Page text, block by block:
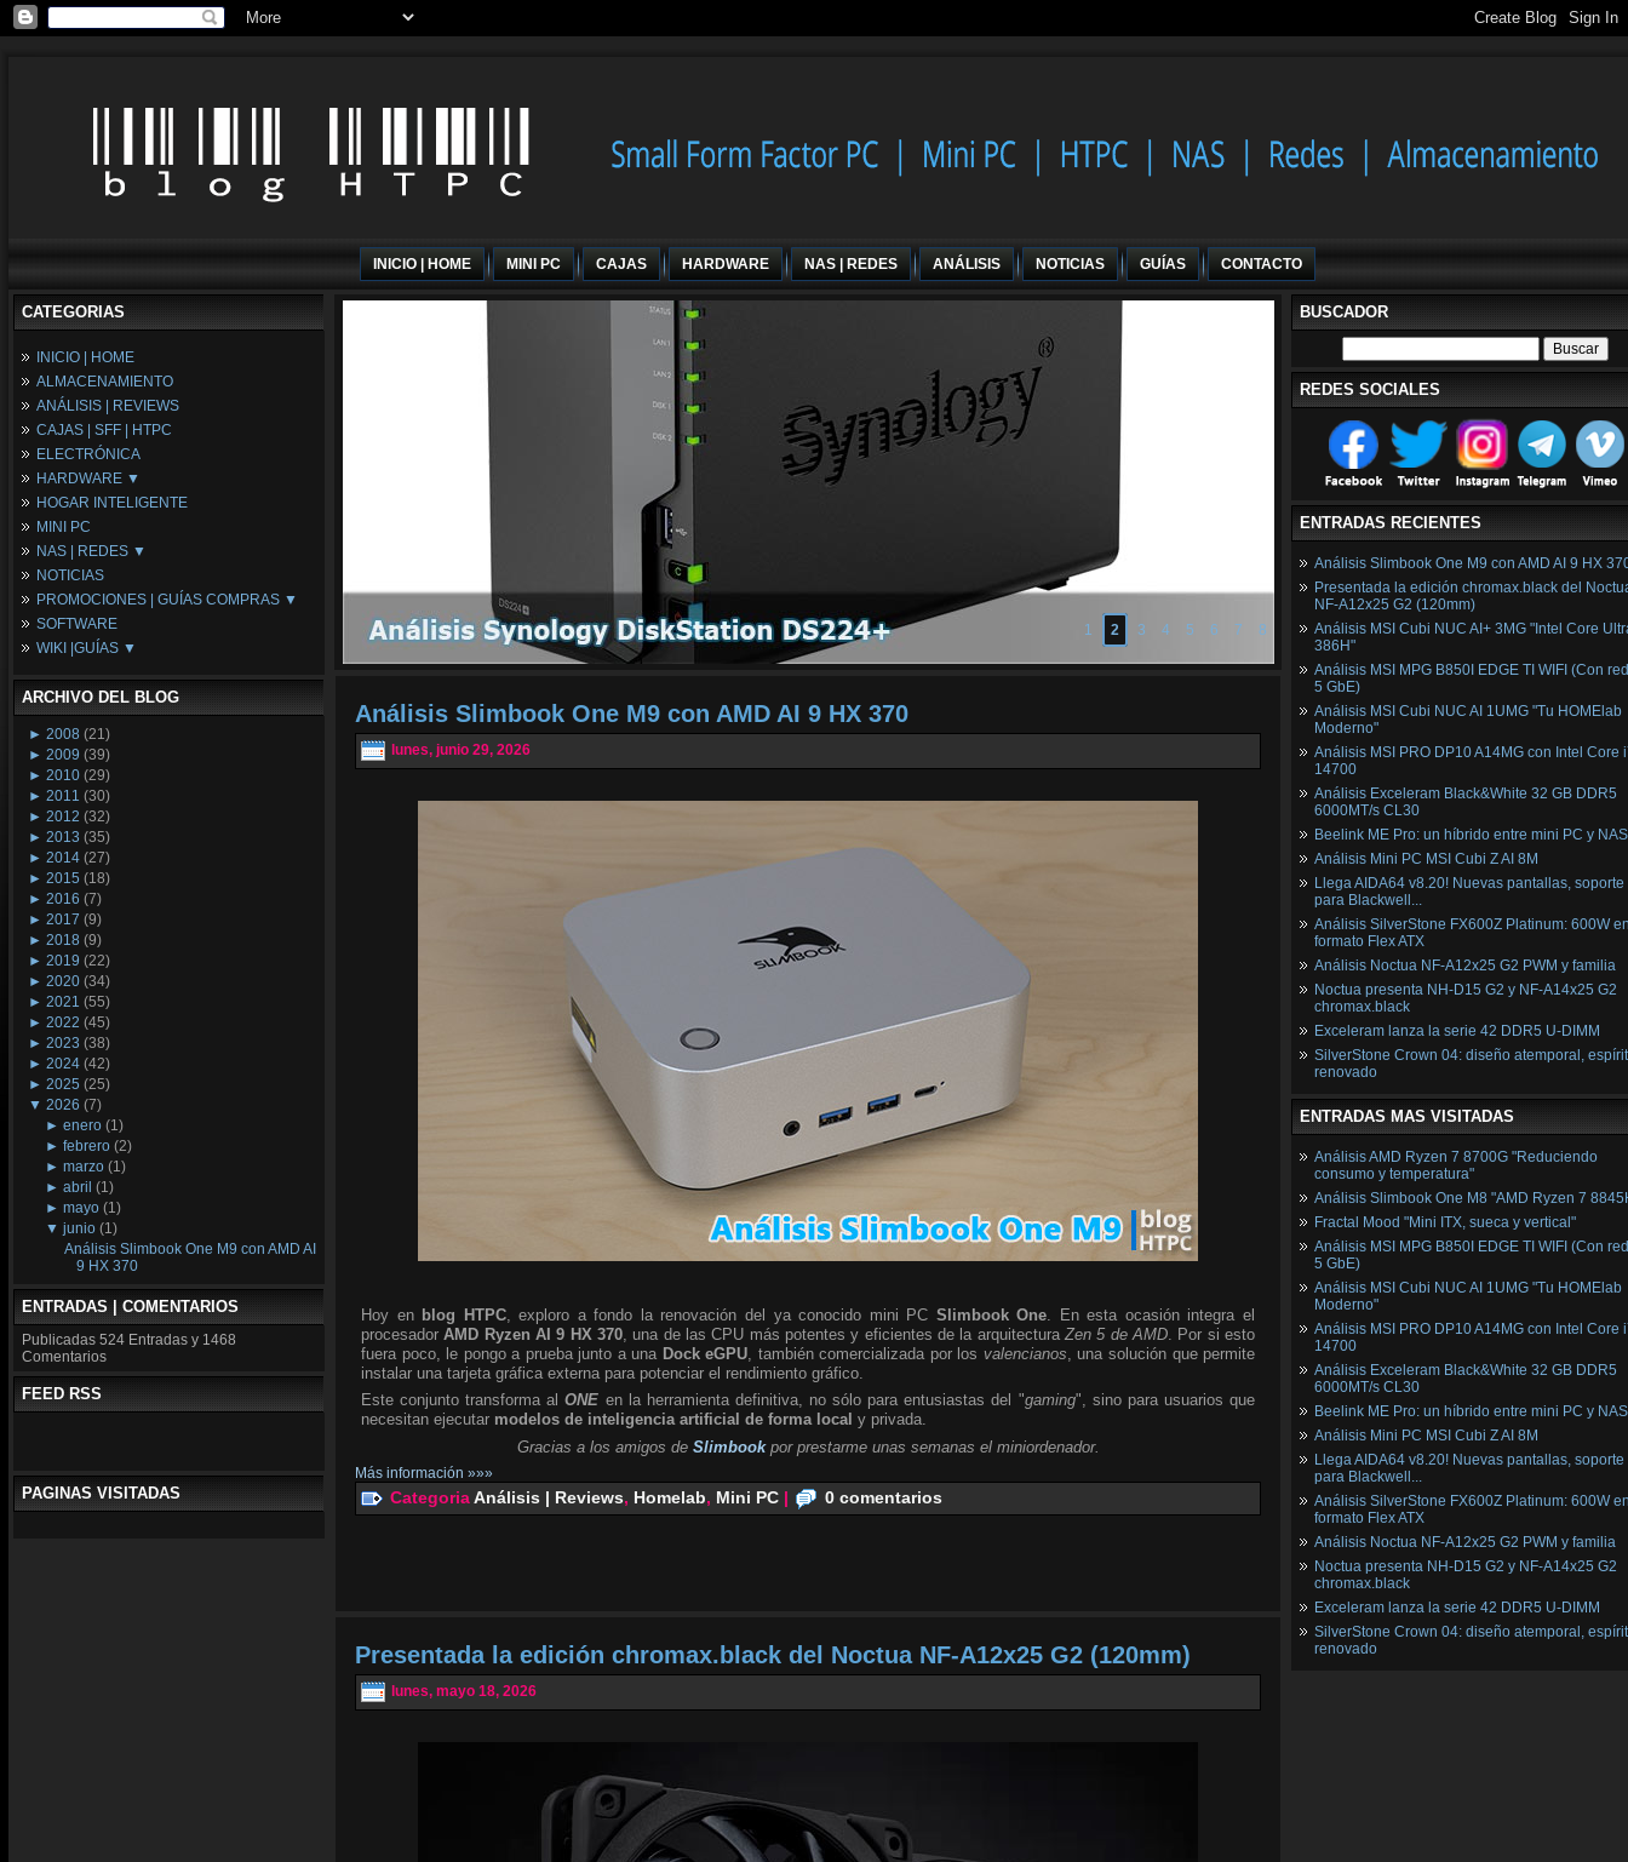
INICIO | HOME MINI PC CAJAS HARDWARE NAS | REDES ANÁLISIS NOTICIAS GUÍAS CONTACTO
CATEGORIAS
INICIO | HOME
ALMACENAMIENTO
ANÁLISIS | REVIEWS
CAJAS | SFF | HTPC
ELECTRÓNICA
HARDWARE ▼
Fuentes de Alimentación
Memória RAM
Placas Base
Procesadores
Periféricos
Refrigeración
Tarjetas Gráficas
HOGAR INTELIGENTE
MINI PC
NAS | REDES ▼
NAS
Espacio Synology
Redes
NOTICIAS
PROMOCIONES | GUÍAS COMPRAS ▼
Configuraciones Ordenadores
Guías de Compras
SOFTWARE
WIKI |GUÍAS ▼
Wikipedia
ARCHIVO DEL BLOG
► 2008 (21)
► 2009 (39)
► 2010 (29)
► 2011 (30)
► 2012 (32)
► 2013 (35)
► 2014 (27)
► 2015 (18)
► 2016 (7)
► 2017 (9)
► 2018 (9)
► 2019 (22)
► 2020 (34)
► 2021 (55)
► 2022 (45)
► 2023 (38)
► 2024 (42)
► 2025 (25)
▼ 2026 (7)
►enero (1)
►febrero (2)
►marzo (1)
►abril (1)
►mayo (1)
▼junio (1)
Análisis Slimbook One M9 con AMD AI
9 HX 370
ENTRADAS | COMENTARIOS
Publicadas 524 Entradas y 1468
Comentarios
FEED RSS
PAGINAS VISITADAS
1 2 3 4 5 6 7 8
Análisis Slimbook One M9 con AMD AI 9 HX 370
lunes, junio 29, 2026
Hoy en blog HTPC, exploro a fondo la renovación del ya conocido mini PC Slimbook One . En esta ocasión integra el
procesadorAMD Ryzen AI 9 HX 370 , una de las CPU más potentes y eficientes de la arquitecturaZen 5 de AMD . Por si esto
fuera poco, le pongo a prueba junto a una Dock eGPU , también comercializada por los valencianos , una solución que permite
instalar una tarjeta gráfica externa para potenciar el rendimiento gráfico.
Este conjunto transforma alONE en la herramienta definitiva, no sólo para entusiastas del "gaming", sino para usuarios que
necesitan ejecutar modelos de inteligencia artificial de forma local y privada.
Gracias a los amigos de Slimbook por prestarme unas semanas el miniordenador.
Más información »»»
CategoriaAnálisis | Reviews, Homelab, Mini PC | 0 comentarios
Presentada la edición chromax.black del Noctua NF‑A12x25 G2 (120mm)
lunes, mayo 18, 2026
BUSCADOR
REDES SOCIALES
ENTRADAS RECIENTES
Análisis Slimbook One M9 con AMD AI 9 HX
Presentada la edición chromax.black del
NF‑A12x25 G2 (120mm)
Análisis MSI Cubi NUC AI+ 3MG "Intel Core
386H"
Análisis MSI MPG B850I EDGE TI WIFI (Con
5 GbE)
Análisis MSI Cubi NUC AI 1UMG "Tu HOMElab
Moderno"
Análisis MSI PRO DP10 A14MG con Intel Core
14700
Análisis Exceleram Black&White 32 GB DDR5
6000MT/s CL30
Beelink ME Pro: un híbrido entre mini PC y NAS
Análisis Mini PC MSI Cubi Z AI 8M
Llega AIDA64 v8.20! Nuevas pantallas, soporte
para Blackwell...
Análisis SilverStone FX600Z Platinum: 600W
formato Flex ATX
Análisis Noctua NF-A12x25 G2 PWM y familia
Noctua presenta NH-D15 G2 y NF-A14x25 G2
chromax.black
Exceleram lanza la serie 42 DDR5 U-DIMM
SilverStone Crown 04: diseño atemporal,
renovado
ENTRADAS MAS VISITADAS
Análisis AMD Ryzen 7 8700G "Reduciendo
consumo y temperatura"
Análisis Slimbook One M8 "AMD Ryzen 7
Fractal Mood "Mini ITX, sueca y vertical"
Análisis MSI MPG B850I EDGE TI WIFI (Con
5 GbE)
Análisis MSI Cubi NUC AI 1UMG "Tu HOMElab
Moderno"
Análisis MSI PRO DP10 A14MG con Intel Core
14700
Análisis Exceleram Black&White 32 GB DDR5
6000MT/s CL30
Beelink ME Pro: un híbrido entre mini PC y NAS
Análisis Mini PC MSI Cubi Z AI 8M
Llega AIDA64 v8.20! Nuevas pantallas, soporte
para Blackwell...
Análisis SilverStone FX600Z Platinum: 600W
formato Flex ATX
Análisis Noctua NF-A12x25 G2 PWM y familia
Noctua presenta NH-D15 G2 y NF-A14x25 G2
chromax.black
Exceleram lanza la serie 42 DDR5 U-DIMM
SilverStone Crown 04: diseño atemporal,
renovado